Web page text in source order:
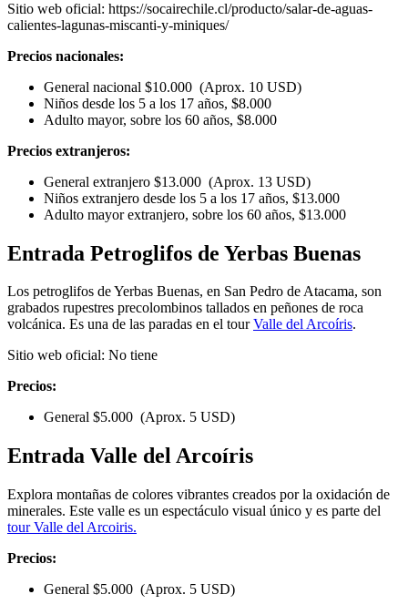
Sitio web oficial: https://socairechile.cl/producto/salar-de-aguas-
calientes-lagunas-miscanti-y-miniques/
Precios nacionales:
General nacional $10.000 (Aprox. 10 USD)
Niños desde los 5 a los 17 años, $8.000
Adulto mayor, sobre los 60 años, $8.000
Precios extranjeros:
General extranjero $13.000 (Aprox. 13 USD)
Niños extranjero desde los 5 a los 17 años, $13.000
Adulto mayor extranjero, sobre los 60 años, $13.000
Entrada Petroglifos de Yerbas Buenas
Los petroglifos de Yerbas Buenas, en San Pedro de Atacama, son
grabados rupestres precolombinos tallados en peñones de roca
volcánica. Es una de las paradas en el tourValle del Arcoíris.
Sitio web oficial: No tiene
Precios:
General $5.000 (Aprox. 5 USD)
Entrada Valle del Arcoíris
Explora montañas de colores vibrantes creados por la oxidación de
minerales. Este valle es un espectáculo visual único y es parte del
tour Valle del Arcoiris.
Precios:
General $5.000 (Aprox. 5 USD)